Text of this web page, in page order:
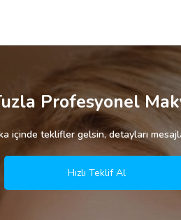
Profesyonel
içinde teklifler gelsin, detayları
Hızlı Teklif Al